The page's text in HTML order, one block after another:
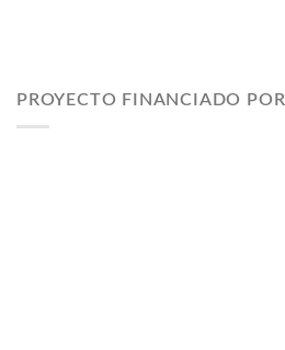
PROYECTO FINANCIADO POR